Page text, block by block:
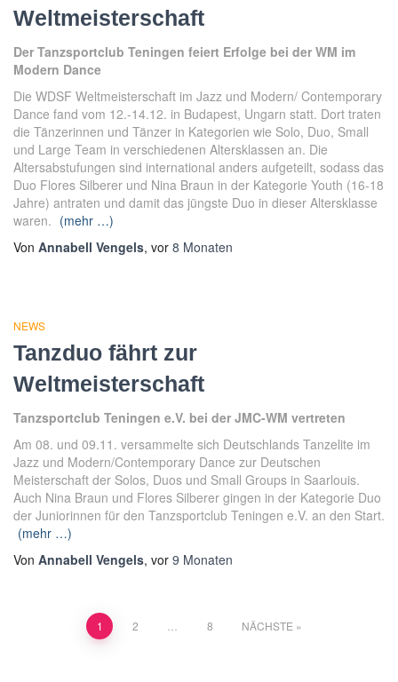
Weltmeisterschaft
Der Tanzsportclub Teningen feiert Erfolge bei der WM im
Modern Dance
Die WDSF Weltmeisterschaft im Jazz und Modern/ Contemporary
Dance fand vom 12.-14.12. in Budapest, Ungarn statt. Dort traten
die Tänzerinnen und Tänzer in Kategorien wie Solo, Duo, Small
und Large Team in verschiedenen Altersklassen an. Die
Altersabstufungen sind international anders aufgeteilt, sodass das
Duo Flores Silberer und Nina Braun in der Kategorie Youth (16-18
Jahre) antraten und damit das jüngste Duo in dieser Altersklasse
waren. (mehr …)
Von Annabell Vengels, vor 8 Monaten
NEWS
Tanzduo fährt zur
Weltmeisterschaft
Tanzsportclub Teningen e.V. bei der JMC-WM vertreten
Am 08. und 09.11. versammelte sich Deutschlands Tanzelite im
Jazz und Modern/Contemporary Dance zur Deutschen
Meisterschaft der Solos, Duos und Small Groups in Saarlouis.
Auch Nina Braun und Flores Silberer gingen in der Kategorie Duo
der Juniorinnen für den Tanzsportclub Teningen e.V. an den Start.
(mehr …)
Von Annabell Vengels, vor 9 Monaten
Seitennummerierung
1 2 8 NÄCHSTE